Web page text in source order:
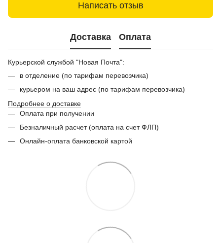
Написать отзыв
Доставка Оплата
Курьерской службой "Новая Почта":
в отделение (по тарифам перевозчика)
курьером на ваш адрес (по тарифам перевозчика)
Подробнее о доставке
Оплата при получении
Безналичный расчет (оплата на счет ФЛП)
Онлайн-оплата банковской картой